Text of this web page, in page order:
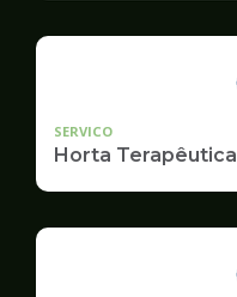
SERVICO
Horta Terapêutica